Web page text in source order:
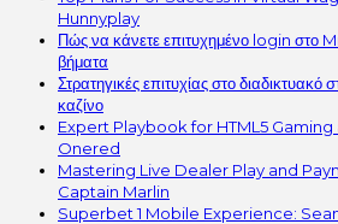
Hunnyplay
Πώς να κάνετε επιτυχημένο login στο
βήματα
Στρατηγικές επιτυχίας στο διαδικτυακό
καζίνο
Expert Playbook for HTML5
Onered
Mastering Live Dealer Play and
Captain Marlin
Superbet 1 Mobile Experience: